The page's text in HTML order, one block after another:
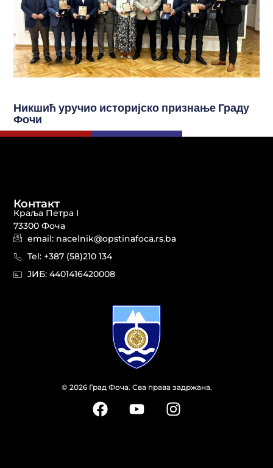
Никшић уручио историјско признање Граду
Фочи
© 2026 Град Фоча. Сва права задржана.
Контакт
Краља Петра I
73300 Фоча
email: nacelnik@opstinafoca.rs.ba
Tel: +387 (58)210 134
JИБ: 44014164​20008